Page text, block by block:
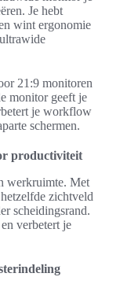
Je hebt
wint ergonomie
21:9 monitoren
monitor geeft je
je workflow
schermen.
productiviteit
werkruimte. Met
zichtveld
scheidingsrand.
verbetert je